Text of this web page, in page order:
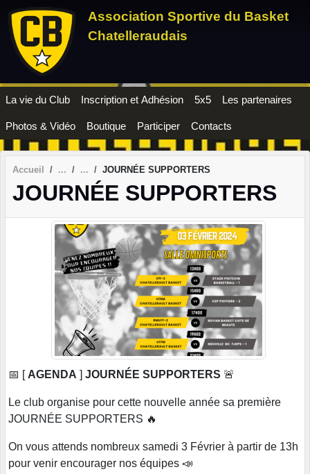
Association Sportive du Basket
Chatelleraudais
La vie du Club Inscription et Adhésion 5x5 Les partenaires
Photos & Vidéo Boutique Participer Contacts
Accueil JOURNÉE SUPPORTERS
JOURNÉE SUPPORTERS
📅 [ AGENDA ] JOURNÉE SUPPORTERS 🚨
Le club organise pour cette nouvelle année sa première
JOURNÉE SUPPORTERS 🔥
On vous attends nombreux samedi 3 Février à partir de 13h
pour venir encourager nos équipes 📣
Panneau de gestion des cookies